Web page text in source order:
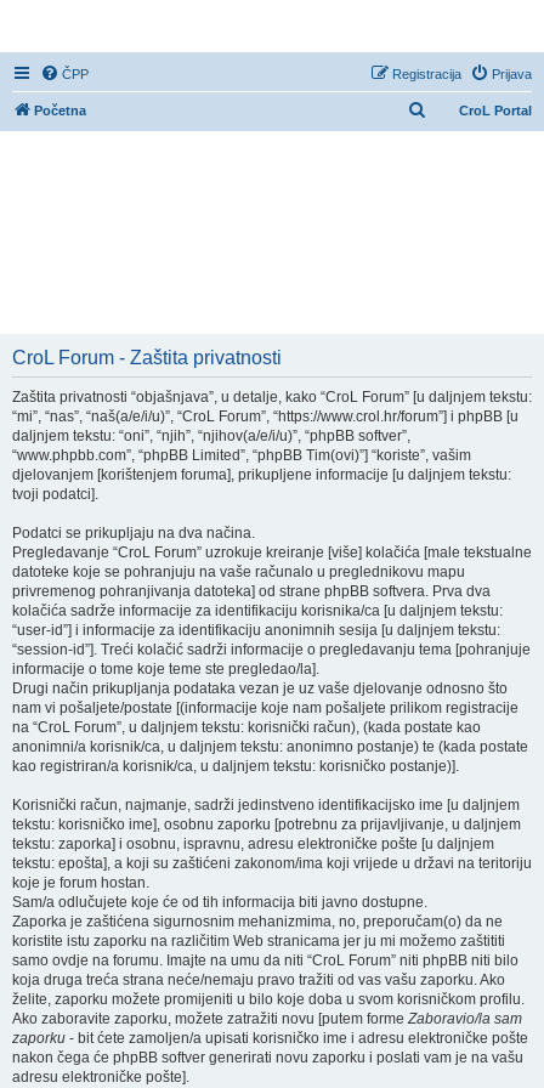
ČPP Prijava
Registracija
CroL Portal
Početna
CroL Forum - Zaštita privatnosti
Zaštita privatnosti “objašnjava”, u detalje, kako “CroL Forum” [u daljnjem tekstu:
“mi”, “nas”, “naš(a/e/i/u)”, “CroL Forum”, “https://www.crol.hr/forum”] i phpBB [u
daljnjem tekstu: “oni”, “njih”, “njihov(a/e/i/u)”, “phpBB softver”,
“www.phpbb.com”, “phpBB Limited”, “phpBB Tim(ovi)”] “koriste”, vašim
djelovanjem [korištenjem foruma], prikupljene informacije [u daljnjem tekstu:
tvoji podatci].
Podatci se prikupljaju na dva načina.
Pregledavanje “CroL Forum” uzrokuje kreiranje [više] kolačića [male tekstualne
datoteke koje se pohranjuju na vaše računalo u preglednikovu mapu
privremenog pohranjivanja datoteka] od strane phpBB softvera. Prva dva
kolačića sadrže informacije za identifikaciju korisnika/ca [u daljnjem tekstu:
“user-id”] i informacije za identifikaciju anonimnih sesija [u daljnjem tekstu:
“session-id”]. Treći kolačić sadrži informacije o pregledavanju tema [pohranjuje
informacije o tome koje teme ste pregledao/la].
Drugi način prikupljanja podataka vezan je uz vaše djelovanje odnosno što
nam vi pošaljete/postate [(informacije koje nam pošaljete prilikom registracije
na “CroL Forum”, u daljnjem tekstu: korisnički račun), (kada postate kao
anonimni/a korisnik/ca, u daljnjem tekstu: anonimno postanje) te (kada postate
kao registriran/a korisnik/ca, u daljnjem tekstu: korisničko postanje)].
Korisnički račun, najmanje, sadrži jedinstveno identifikacijsko ime [u daljnjem
tekstu: korisničko ime], osobnu zaporku [potrebnu za prijavljivanje, u daljnjem
tekstu: zaporka] i osobnu, ispravnu, adresu elektroničke pošte [u daljnjem
tekstu: epošta], a koji su zaštićeni zakonom/ima koji vrijede u državi na teritoriju
koje je forum hostan.
Sam/a odlučujete koje će od tih informacija biti javno dostupne.
Zaporka je zaštićena sigurnosnim mehanizmima, no, preporučam(o) da ne
koristite istu zaporku na različitim Web stranicama jer ju mi možemo zaštititi
samo ovdje na forumu. Imajte na umu da niti “CroL Forum” niti phpBB niti bilo
koja druga treća strana neće/nemaju pravo tražiti od vas vašu zaporku. Ako
želite, zaporku možete promijeniti u bilo koje doba u svom korisničkom profilu.
Ako zaboravite zaporku, možete zatražiti novu [putem formeZaboravio/la sam
zaporku - bit ćete zamoljen/a upisati korisničko ime i adresu elektroničke pošte
nakon čega će phpBB softver generirati novu zaporku i poslati vam je na vašu
adresu elektroničke pošte].